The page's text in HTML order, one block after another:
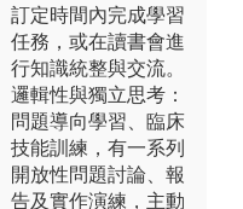
訂定時間內完成學習
任務，或在讀書會進
行知識統整與交流。
邏輯性與獨立思考：
問題導向學習、臨床
技能訓練，有一系列
開放性問題討論、報
告及實作演練，主動